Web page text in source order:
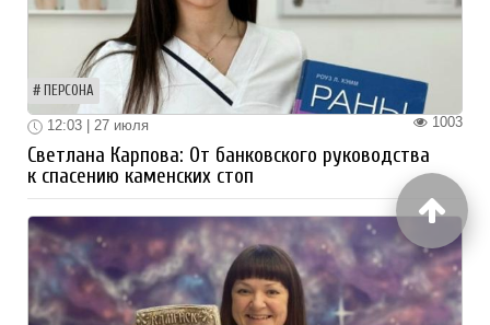
ПЕРСОНА
1003
12:03 | 27 июля
Светлана Карпова: От банковского руководства
к спасению каменских стоп